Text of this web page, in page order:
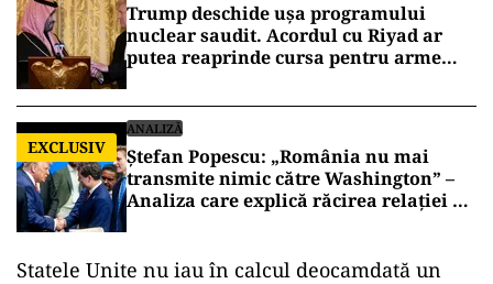
Trump deschide ușa programului
nuclear saudit. Acordul cu Riyad ar
putea reaprinde cursa pentru arme
EXCLUSIV
ANALIZĂ
Ștefan Popescu: „România nu mai
transmite nimic către Washington” –
Analiza care explică răcirea relației cu
Statele Unite nu iau în calcul deocamdată un